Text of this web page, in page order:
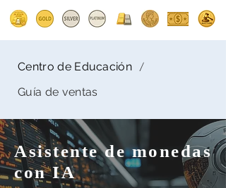
Centro de Educación /
Guía de ventas
Asistente de monedas
con IA